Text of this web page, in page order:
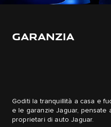
GARANZIA
Goditi la tranquillità a casa e
e le garanzie Jaguar, pensate
proprietari di auto Jaguar.